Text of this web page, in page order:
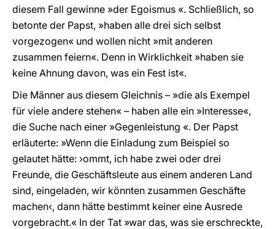
diesem Fall gewinne »der Egoismus «. Schließlich, so
betonte der Papst, »haben alle drei sich selbst
vorgezogen« und wollen nicht »mit anderen
zusammen feiern«. Denn in Wirklichkeit »haben sie
keine Ahnung davon, was ein Fest ist«.
Die Männer aus diesem Gleichnis – »die als Exempel
für viele andere stehen« – haben alle ein »Interesse«,
die Suche nach einer »Gegenleistung «. Der Papst
erläuterte: »Wenn die Einladung zum Beispiel so
gelautet hätte: ›ommt, ich habe zwei oder drei
Freunde, die Geschäftsleute aus einem anderen Land
sind, eingeladen, wir könnten zusammen Geschäfte
machen‹, dann hätte bestimmt keiner eine Ausrede
vorgebracht.« In der Tat »war das, was sie erschreckte,